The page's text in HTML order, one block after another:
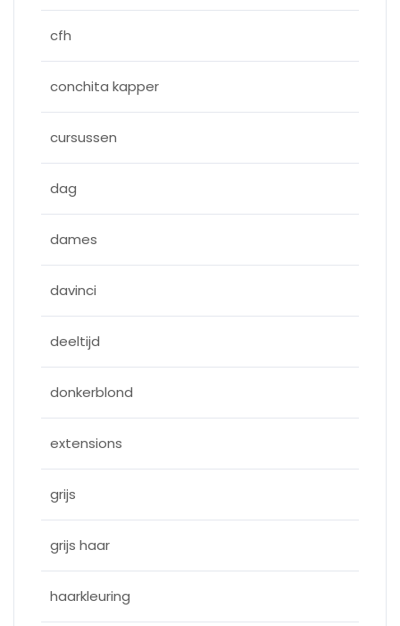
cfh
conchita kapper
cursussen
dag
dames
davinci
deeltijd
donkerblond
extensions
grijs
grijs haar
haarkleuring